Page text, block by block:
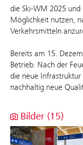
die Ski-WM 2025 und
Möglichkeit nutzen,
Verkehrsmitteln
Bereits am 15.
Betrieb. Nach der
die neue
nachhaltig neue
Bilder (15)